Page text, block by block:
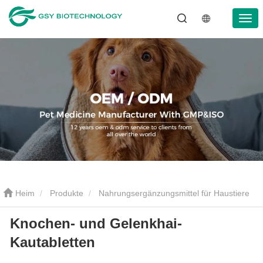
Heim Produkte Nahrungsergänzungsmittel für Haustiere
Knochen- und Gelenkhai-Kautabletten
Knochen- und Gelenkhai-
Kautabletten